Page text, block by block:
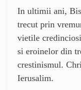
In ultimii ani,
trecut prin
vietile
si eroinelor din
crestinismul.
Ierusalim.